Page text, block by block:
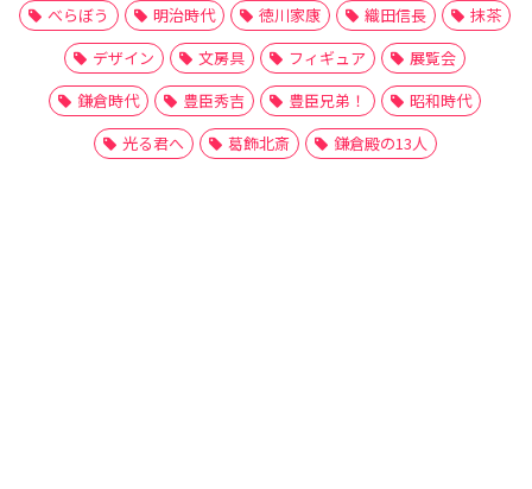
べらぼう
明治時代 徳川家康 織田信長
抹茶
デザイン
文房具 フィギュア
展覧会
鎌倉時代
豊臣秀吉 豊臣兄弟！
昭和時代
光る君へ
葛飾北斎 鎌倉殿の13人